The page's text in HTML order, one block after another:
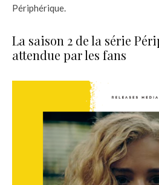
Périphérique.
La saison 2 de la série
attendue par les fans